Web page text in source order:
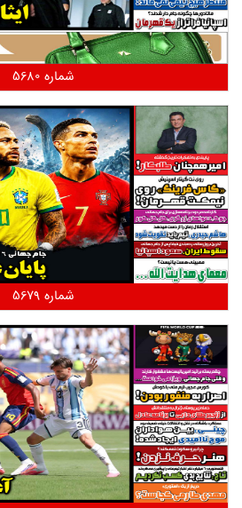
شماره 5680
شماره 5679